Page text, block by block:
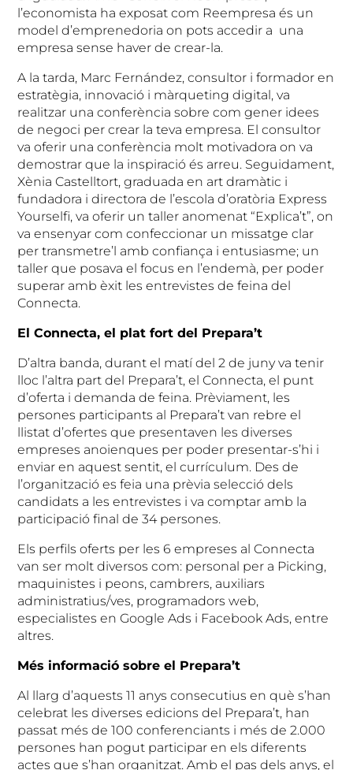
l’economista ha exposat com Reempresa és un
model d’emprenedoria on pots accedir a una
empresa sense haver de crear-la.
A la tarda, Marc Fernández, consultor i formador en
estratègia, innovació i màrqueting digital, va
realitzar una conferència sobre com gener idees
de negoci per crear la teva empresa. El consultor
va oferir una conferència molt motivadora on va
demostrar que la inspiració és arreu. Seguidament,
Xènia Castelltort, graduada en art dramàtic i
fundadora i directora de l’escola d’oratòria Express
Yourselfi, va oferir un taller anomenat “Explica’t”, on
va ensenyar com confeccionar un missatge clar
per transmetre’l amb confiança i entusiasme; un
taller que posava el focus en l’endemà, per poder
superar amb èxit les entrevistes de feina del
Connecta.
El Connecta, el plat fort del Prepara’t
D’altra banda, durant el matí del 2 de juny va tenir
lloc l’altra part del Prepara’t, el Connecta, el punt
d’oferta i demanda de feina. Prèviament, les
persones participants al Prepara’t van rebre el
llistat d’ofertes que presentaven les diverses
empreses anoienques per poder presentar-s’hi i
enviar en aquest sentit, el currículum. Des de
l’organització es feia una prèvia selecció dels
candidats a les entrevistes i va comptar amb la
participació final de 34 persones.
Els perfils oferts per les 6 empreses al Connecta
van ser molt diversos com: personal per a Picking,
maquinistes i peons, cambrers, auxiliars
administratius/ves, programadors web,
especialistes en Google Ads i Facebook Ads, entre
altres.
Més informació sobre el Prepara’t
Al llarg d’aquests 11 anys consecutius en què s’han
celebrat les diverses edicions del Prepara’t, han
passat més de 100 conferenciants i més de 2.000
persones han pogut participar en els diferents
actes que s’han organitzat. Amb el pas dels anys, el